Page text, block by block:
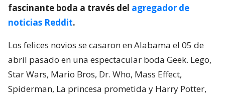
fascinante boda a través del agregador de
noticias Reddit.
Los felices novios se casaron en Alabama el 05 de
abril pasado en una espectacular boda Geek. Lego,
Star Wars, Mario Bros, Dr. Who, Mass Effect,
Spiderman, La princesa prometida y Harry Potter,